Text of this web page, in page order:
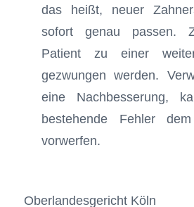
das heißt, neuer
sofort genau passen.
Patient zu einer
gezwungen werden.
eine Nachbesserung,
bestehende Fehler
vorwerfen.
Oberlandesgericht Köln